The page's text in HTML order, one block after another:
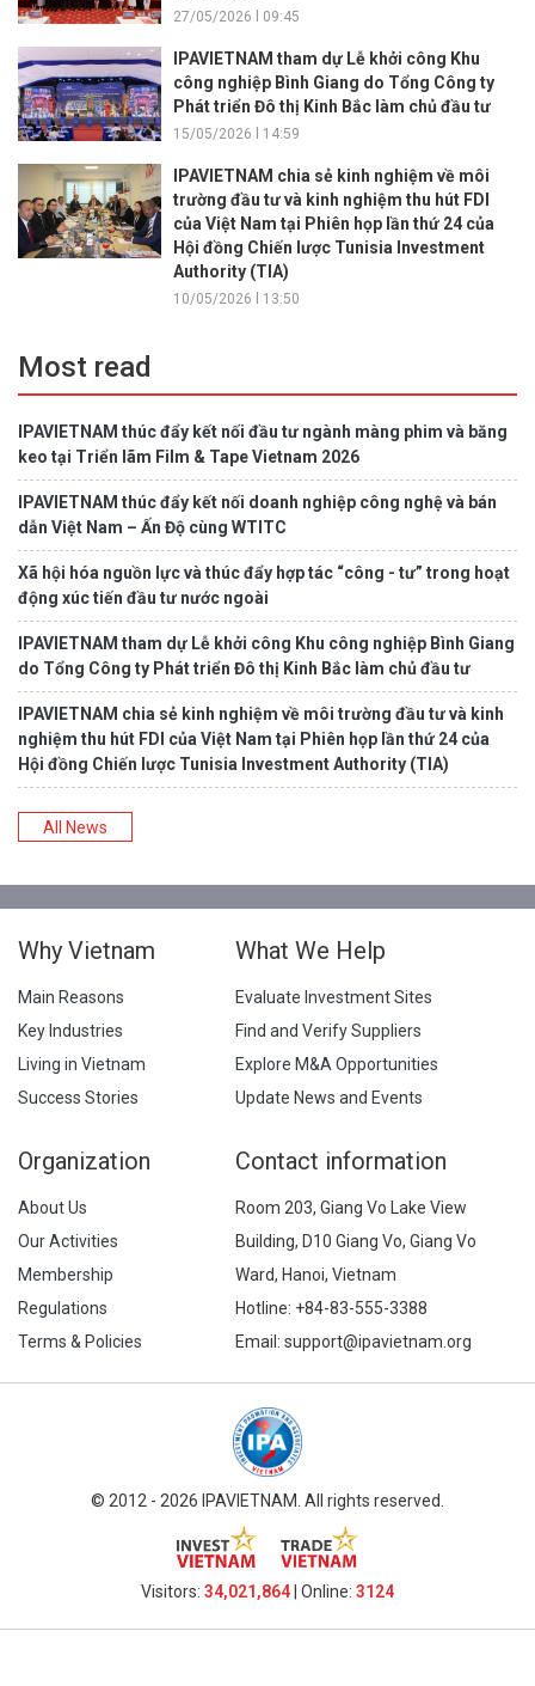
27/05/2026 l 09:45
IPAVIETNAM tham dự Lễ khởi công Khu
công nghiệp Bình Giang do Tổng Công ty
Phát triển Đô thị Kinh Bắc làm chủ đầu tư
15/05/2026 l 14:59
IPAVIETNAM chia sẻ kinh nghiệm về môi
trường đầu tư và kinh nghiệm thu hút FDI
của Việt Nam tại Phiên họp lần thứ 24 của
Hội đồng Chiến lược Tunisia Investment
Authority (TIA)
10/05/2026 l 13:50
Most read
IPAVIETNAM thúc đẩy kết nối đầu tư ngành màng phim và băng
keo tại Triển lãm Film & Tape Vietnam 2026
IPAVIETNAM thúc đẩy kết nối doanh nghiệp công nghệ và bán
dẫn Việt Nam – Ấn Độ cùng WTITC
Xã hội hóa nguồn lực và thúc đẩy hợp tác “công - tư” trong hoạt
động xúc tiến đầu tư nước ngoài
IPAVIETNAM tham dự Lễ khởi công Khu công nghiệp Bình Giang
do Tổng Công ty Phát triển Đô thị Kinh Bắc làm chủ đầu tư
IPAVIETNAM chia sẻ kinh nghiệm về môi trường đầu tư và kinh
nghiệm thu hút FDI của Việt Nam tại Phiên họp lần thứ 24 của
Hội đồng Chiến lược Tunisia Investment Authority (TIA)
All News
Why Vietnam
Main Reasons
Key Industries
Living in Vietnam
Success Stories
What We Help
Evaluate Investment Sites
Find and Verify Suppliers
Explore M&A Opportunities
Update News and Events
Organization
About Us
Our Activities
Membership
Regulations
Terms & Policies
Contact information
Room 203, Giang Vo Lake View
Building, D10 Giang Vo, Giang Vo
Ward, Hanoi, Vietnam
Hotline: +84-83-555-3388
Email: support@ipavietnam.org
© 2012 - 2026 IPAVIETNAM. All rights reserved.
Visitors: 34,021,864 | Online: 3124​